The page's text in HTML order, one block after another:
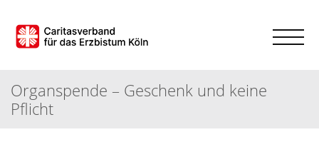
Organspende – Geschenk und keine
Pflicht